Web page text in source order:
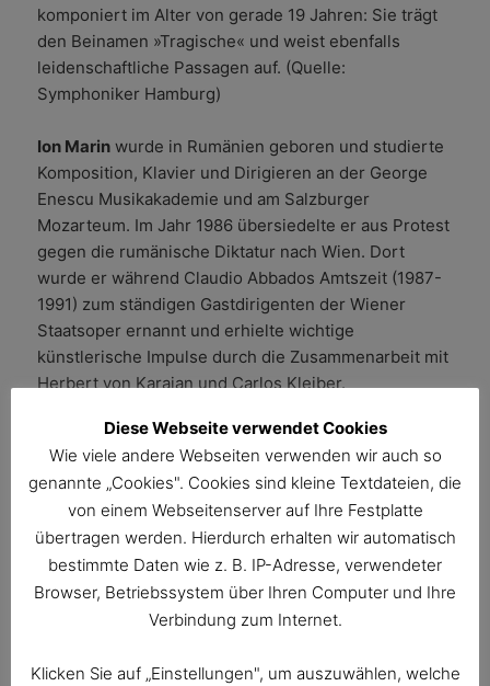
komponiert im Alter von gerade 19 Jahren: Sie trägt
den Beinamen »Tragische« und weist ebenfalls
leidenschaftliche Passagen auf. (Quelle:
Symphoniker Hamburg)
Ion Marin wurde in Rumänien geboren und studierte
Komposition, Klavier und Dirigieren an der George
Enescu Musikakademie und am Salzburger
Mozarteum. Im Jahr 1986 übersiedelte er aus Protest
gegen die rumänische Diktatur nach Wien. Dort
wurde er während Claudio Abbados Amtszeit (1987-
1991) zum ständigen Gastdirigenten der Wiener
Staatsoper ernannt und erhielte wichtige
künstlerische Impulse durch die Zusammenarbeit mit
Herbert von Karajan und Carlos Kleiber.
Ion Marin fasziniert in der internationalen
Musikszene als einer der wenigen Dirigenten, die
sowohl im sinfonischen Bereich als auch auf der
Opernbühne auf höchstem Niveau arbeiten. Er ist
regelmäßig an den größten Opernhäusern der Welt,
darunter an der Metropolitan Opera, dem Teatro alla
Scala, der Deutschen Oper Berlin, der Bayerischen
Staatsoper und der Opéra national de Paris zu Gast.
Orchester, wie die Berliner Philharmoniker, das
Diese Webseite verwendet Cookies
Wie viele andere Webseiten verwenden wir auch so
genannte „Cookies". Cookies sind kleine Textdateien, die
von einem Webseitenserver auf Ihre Festplatte
übertragen werden. Hierdurch erhalten wir automatisch
bestimmte Daten wie z. B. IP-Adresse, verwendeter
Browser, Betriebssystem über Ihren Computer und Ihre
Verbindung zum Internet.
Klicken Sie auf „Einstellungen", um auszuwählen, welche